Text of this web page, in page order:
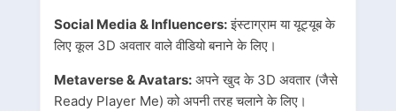
Social Media & Influencers:इंस्टाग्राम या यूट्यूब के
लिए कूल 3D अवतार वाले वीडियो बनाने के लिए।
Metaverse & Avatars: अपने खुद के 3D अवतार (जैसे
Ready Player Me) को अपनी तरह चलाने के लिए।